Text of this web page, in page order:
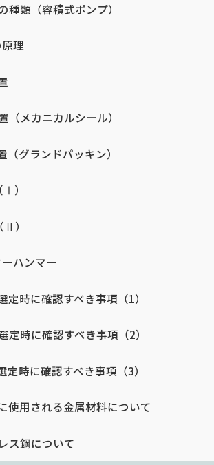
種類（容積式ポンプ）
原理
（メカニカルシール）
（グランドパッキン）
Ⅰ）
Ⅱ）
ーハンマー
定時に確認すべき事項（1）
定時に確認すべき事項（2）
定時に確認すべき事項（3）
使用される金属材料について
ス鋼について